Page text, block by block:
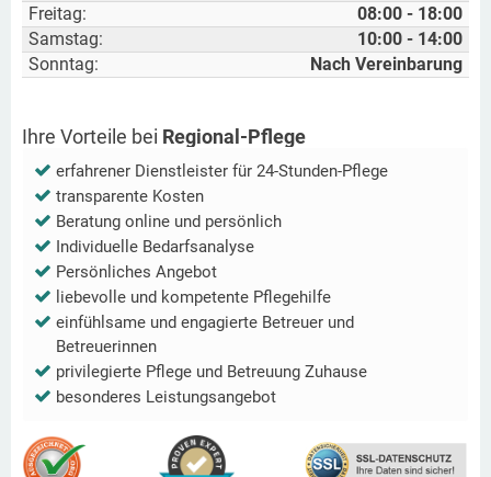
Freitag:
08:00 - 18:00
Samstag:
10:00 - 14:00
Sonntag:
Nach Vereinbarung
Ihre Vorteile bei Regional-Pflege
erfahrener Dienstleister für 24-Stunden-Pflege
transparente Kosten
Beratung online und persönlich
Individuelle Bedarfsanalyse
Persönliches Angebot
liebevolle und kompetente Pflegehilfe
einfühlsame und engagierte Betreuer und
Betreuerinnen
privilegierte Pflege und Betreuung Zuhause
besonderes Leistungsangebot